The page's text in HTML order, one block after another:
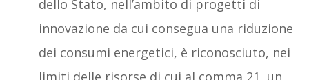
dello Stato, nell’ambito di progetti di
innovazione da cui consegua una riduzione
dei consumi energetici, è riconosciuto, nei